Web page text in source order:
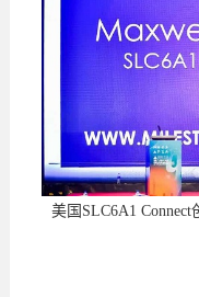
美国SLC6A1